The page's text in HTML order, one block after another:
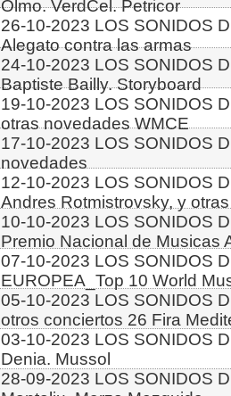
Olmo. VerdCel. Petricor
26-10-2023 LOS SONIDOS
Alegato contra las armas
24-10-2023 LOS SONIDOS
Baptiste Bailly. Storyboard
19-10-2023 LOS SONIDOS
otras novedades WMCE
17-10-2023 LOS SONIDOS
novedades
12-10-2023 LOS SONIDOS
Andres Rotmistrovsky, y
10-10-2023 LOS SONIDOS
Premio Nacional de Musicas
07-10-2023 LOS SONIDOS
EUROPEA_Top 10 World
05-10-2023 LOS SONIDOS
otros conciertos 26 Fira
03-10-2023 LOS SONIDOS
Denia. Mussol
28-09-2023 LOS SONIDOS